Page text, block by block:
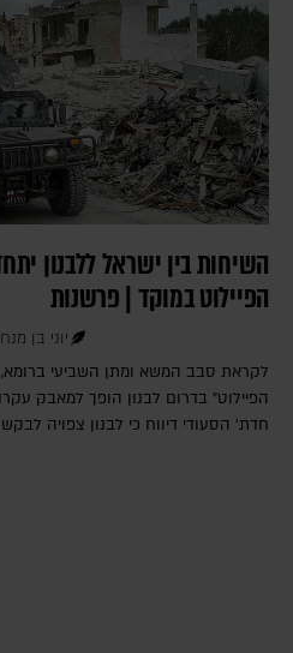
השיחות בין ישראל ללבנון
הפיילוט במוקד | פרשנות
יוני בן
לקראת סבב המשא ומתן השביעי ברומא,
הפיילוט" בדרום לבנון הופך למאבק
חדת' הסעודי דיווח כי לבנון צפויה